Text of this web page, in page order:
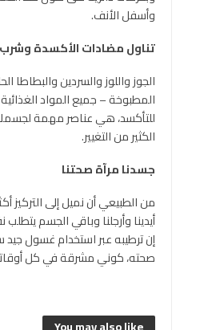
وأسفل الأنف.
تناول مضادات الأكسدة وشرب
الجوز واللوز والسردين والبطاطا
المطبوخة – جميع المواد
للتأكسد، هي عناصر مهمة
الكثير من التغيير.
جسدنا مرآة صحتنا
من الطبيعي أن نميل إلى التركيز
أيدينا وأرجلنا وباقي الجسم
إن ترطيبه عبر استخدام غسول جيد
صحته، كوني مشرقة في كل